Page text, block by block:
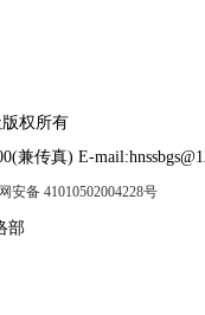
权所有
兼传真) E-
安备 41010502004228号
部